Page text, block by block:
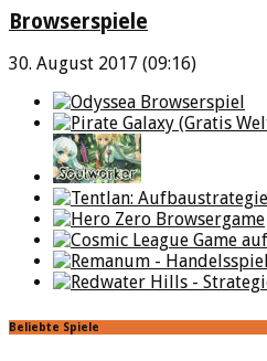
Browserspiele
30. August 2017 (09:16)
Beliebte Spiele